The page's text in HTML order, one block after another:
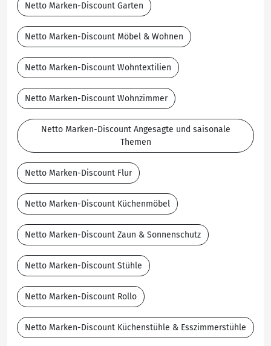
Netto Marken-Discount Garten
Netto Marken-Discount Möbel & Wohnen
Netto Marken-Discount Wohntextilien
Netto Marken-Discount Wohnzimmer
Netto Marken-Discount Angesagte und saisonale
Themen
Netto Marken-Discount Flur
Netto Marken-Discount Küchenmöbel
Netto Marken-Discount Zaun & Sonnenschutz
Netto Marken-Discount Stühle
Netto Marken-Discount Rollo
Netto Marken-Discount Küchenstühle & Esszimmerstühle